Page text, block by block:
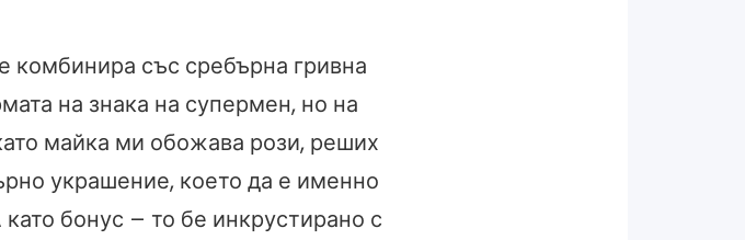
комбинира със сребърна гривна
на знака на супермен, но на
майка ми обожава рози, реших
украшение, което да е именно
бонус – то бе инкрустирано с